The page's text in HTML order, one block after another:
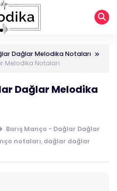
Dağlar Melodika Notaları
Melodika Notaları
Dağlar Melodika
Barış Manço - Dağlar Dağlar
notaları, dağlar dağlar